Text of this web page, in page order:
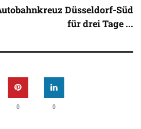
Düsseldorf-Süd
für drei Tage ...
0 0